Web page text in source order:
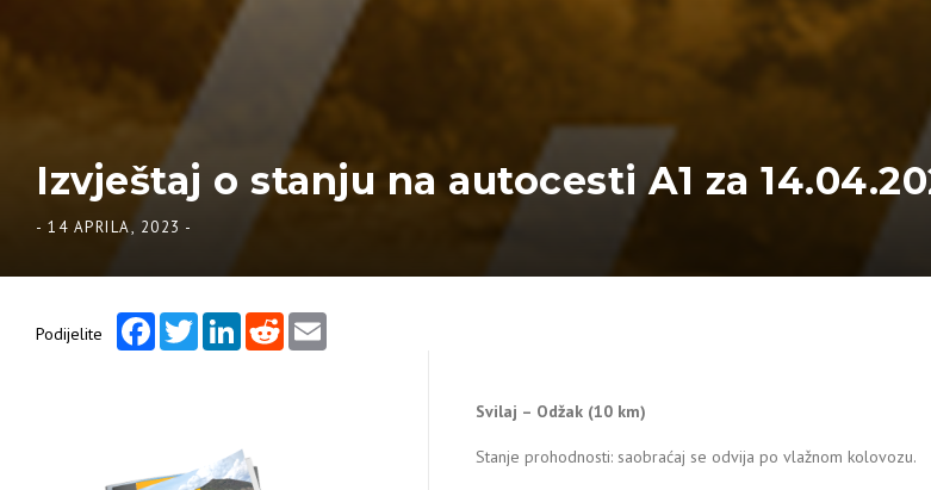
Izvještaj o stanju na autocesti A1 za
- 14 APRILA, 2023 -
Podijelite
FacebookTwitterLinkedInReddit
Svilaj – Odžak (10 km)
Stanje prohodnosti: saobraćaj se odvija po vlažnom kolovozu.